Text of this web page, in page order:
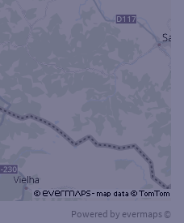
Powered by evermaps ©